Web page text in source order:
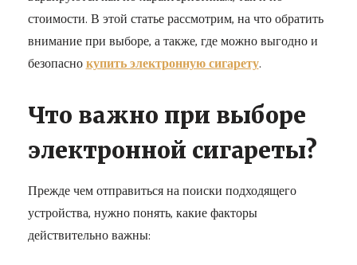
стоимости. В этой статье рассмотрим, на что обратить
внимание при выборе, а также, где можно выгодно и
безопаснокупить электронную сигарету.
Что важно при выборе
электронной сигареты?
Прежде чем отправиться на поиски подходящего
устройства, нужно понять, какие факторы
действительно важны: